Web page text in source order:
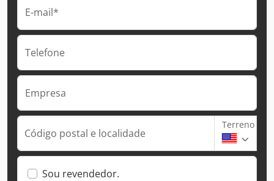
E-mail*
Telefone
Empresa
Código postal e localidade
Terreno
Sou revendedor.